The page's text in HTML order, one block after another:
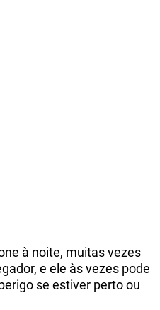
à noite, muitas vezes
e ele às vezes pode
se estiver perto ou